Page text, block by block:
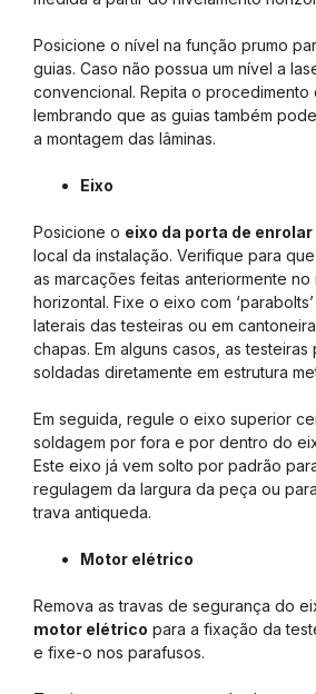
Posicione o nível na função prumo
guias. Caso não possua um nível a
convencional. Repita o procedimento
lembrando que as guias também
a montagem das lâminas.
Eixo
Posicione o eixo da porta de enrolar
local da instalação. Verifique para
as marcações feitas anteriormente no
horizontal. Fixe o eixo com
laterais das testeiras ou em
chapas. Em alguns casos, as
soldadas diretamente em estrutura
Em seguida, regule o eixo superior
soldagem por fora e por dentro do
Este eixo já vem solto por padrão
regulagem da largura da peça ou
trava antiqueda.
Motor elétrico
Remova as travas de segurança do
motor elétrico para a fixação da
e fixe-o nos parafusos.